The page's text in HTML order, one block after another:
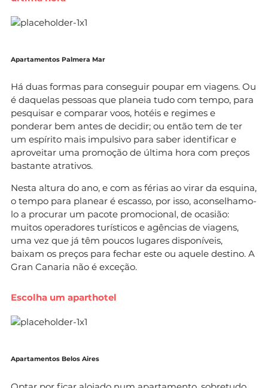
Apartamentos Palmera Mar
Há duas formas para conseguir poupar em viagens. Ou
é daquelas pessoas que planeia tudo com tempo, para
pesquisar e comparar voos, hotéis e regimes e
ponderar bem antes de decidir; ou então tem de ter
um espírito mais impulsivo para saber identificar e
aproveitar uma promoção de última hora com preços
bastante atrativos.
Nesta altura do ano, e com as férias ao virar da esquina,
o tempo para planear é escasso, por isso, aconselhamo-
lo a procurar um pacote promocional, de ocasião:
muitos operadores turísticos e agências de viagens,
uma vez que já têm poucos lugares disponíveis,
baixam os preços para fechar este ou aquele destino. A
Gran Canaria não é exceção.
Escolha um aparthotel
Apartamentos Belos Aires